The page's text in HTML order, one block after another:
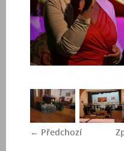
← Předchozí